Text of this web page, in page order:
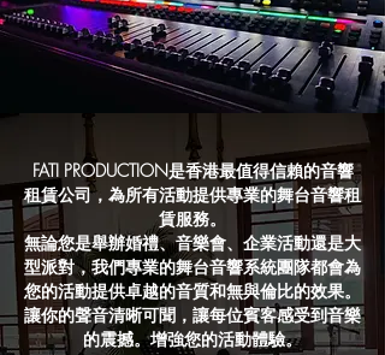
FATI PRODUCTION是香港最值得信賴的音響
租賃公司，為所有活動提供專業的舞台音響租
賃服務。
無論您是舉辦婚禮、音樂會、企業活動還是大
型派對，我們專業的舞台音響系統團隊都會為
您的活動提供卓越的音質和無與倫比的效果。
讓你的聲音清晰可聞，讓每位賓客感受到音樂
的震撼。增強您的活動體驗。